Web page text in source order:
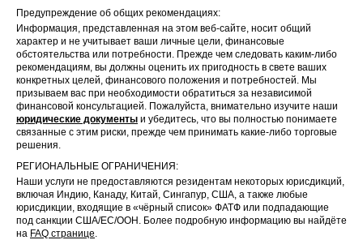
Предупреждение об общих рекомендациях:
Информация, представленная на этом веб-сайте, носит общий
характер и не учитывает ваши личные цели, финансовые
обстоятельства или потребности. Прежде чем следовать каким-либо
рекомендациям, вы должны оценить их пригодность в свете ваших
конкретных целей, финансового положения и потребностей. Мы
призываем вас при необходимости обратиться за независимой
финансовой консультацией. Пожалуйста, внимательно изучите наши
юридические документы и убедитесь, что вы полностью понимаете
связанные с этим риски, прежде чем принимать какие-либо торговые
решения.
РЕГИОНАЛЬНЫЕ ОГРАНИЧЕНИЯ:
Наши услуги не предоставляются резидентам некоторых юрисдикций,
включая Индию, Канаду, Китай, Сингапур, США, а также любые
юрисдикции, входящие в «чёрный список» ФАТФ или подпадающие
под санкции США/ЕС/ООН. Более подробную информацию вы найдёте
на FAQ странице.